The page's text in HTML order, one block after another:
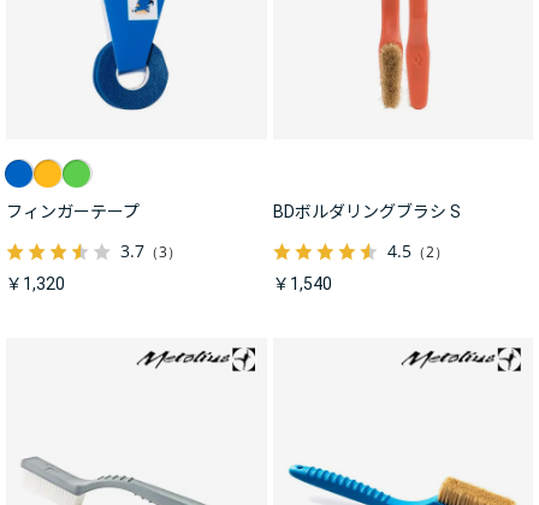
フィンガーテープ
3.7 （3）
￥1,320
BDボルダリングブラシ S
4.5（2）
￥1,540